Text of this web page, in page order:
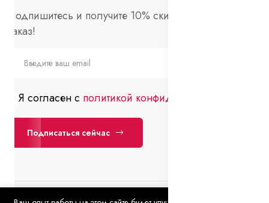
Подпишитесь и получите 10% скидки на первый
заказ!
Я согласен с политикой конфиденциальности
Подписаться сейчас